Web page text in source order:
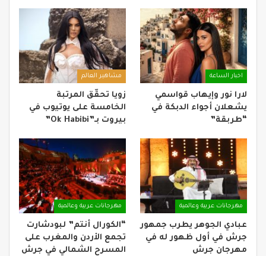
اخبار الساعة
لارا نور وإيهاب قواسمي
يشعلان أجواء الدبكة في
“طربقة”
مشاهير العالم
زويا تحقّق المرتبة
الخامسة على يوتيوب في
بيروت بـ”Ok Habibi”
مهرجانات عربية وعالمية
عبادي الجوهر يطرب جمهور
جرش في أول ظهور له في
مهرجان جرش
مهرجانات عربية وعالمية
“الكورال أنتم” لبودشارت
تجمع الأردن والمغرب على
المسرح الشمالي في جرش